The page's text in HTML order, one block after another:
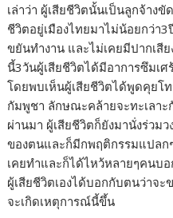
เล่าว่า ผู้เสียชีวิตนั้นเป็นลูกจ้าง
ชีวิตอยู่เมืองไทยมาไม่น้อยกว่า
ขยันทำงาน และไม่เคยมีปากเ
นี้3วันผู้เสียชีวิตได้มีอาการซึมเศ
โดยพบเห็นผู้เสียชีวิตได้พูดคุย
กัมพูชา ลักษณะคล้ายจะทะเลาะ
ผ่านมา ผู้เสียชีวิตก็ยังมานั่งร่วม
ของตนและก็มีกพฤติกรรมแปล
เคยทำและก็ได้ไหว้หลายๆคนบ
ผู้เสียชีวิตเองได้บอกกับตนว่าจ
จะเกิดเหตุการณ์นี้ขึ้น